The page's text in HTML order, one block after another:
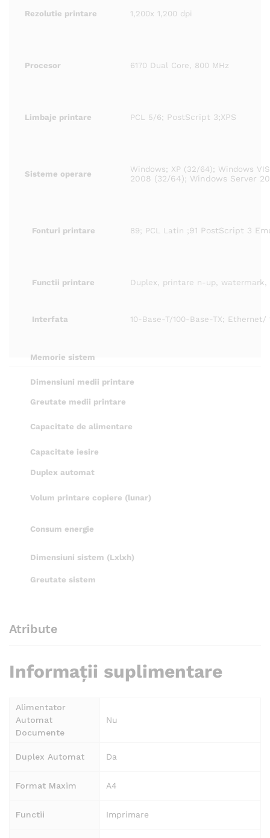
Rezolutie printare 1,200x 1,200 dpi
Procesor 6170 Dual Core, 800 MHz
Limbaje printare PCL 5/6; PostScript 3;XPS
Sisteme operare
Windows; XP (32/64); Windows
2008 (32/64); Windows Server
Fonturi printare 89; PCL Latin ;91 PostScript 3
Functii printare Duplex, printare n-up,
Interfata 10-Base-T/100-Base-TX; Ethernet/
Memorie sistem
Dimensiuni medii printare
Greutate medii printare
Capacitate de alimentare
Capacitate iesire
Duplex automat
Volum printare copiere (lunar)
Consum energie
Dimensiuni sistem (Lxlxh)
Greutate sistem
Atribute
Informații suplimentare
Alimentator
Automat
Documente
Nu
Duplex Automat Da
Format Maxim A4
Functii Imprimare